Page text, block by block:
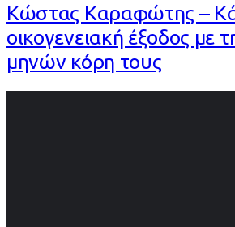
Κώστας Καραφώτης –
οικογενειακή έξοδος με
μηνών κόρη τους